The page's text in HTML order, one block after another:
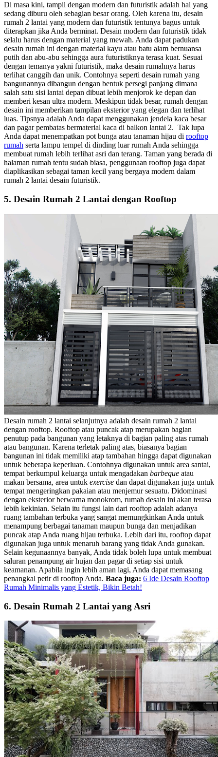
Di masa kini, tampil dengan modern dan futuristik adalah hal yang
sedang diburu oleh sebagian besar orang. Oleh karena itu, desain
rumah 2 lantai yang modern dan futuristik tentunya bagus untuk
diterapkan jika Anda berminat. Desain modern dan futuristik tidak
selalu harus dengan material yang mewah. Anda dapat padukan
desain rumah ini dengan material kayu atau batu alam bernuansa
putih dan abu-abu sehingga aura futuristiknya terasa kuat. Sesuai
dengan temanya yakni futuristik, maka desain rumahnya harus
terlihat canggih dan unik. Contohnya seperti desain rumah yang
bangunannya dibangun dengan bentuk persegi panjang dimana
salah satu sisi lantai depan dibuat lebih menjorok ke depan dan
memberi kesan ultra modern. Meskipun tidak besar, rumah dengan
desain ini memberikan tampilan eksterior yang elegan dan terlihat
luas. Tipsnya adalah Anda dapat menggunakan jendela kaca besar
dan pagar pembatas bermaterial kaca di balkon lantai 2. Tak lupa
Anda dapat menempatkan pot bunga atau tanaman hijau di rooftop
rumah serta lampu tempel di dinding luar rumah Anda sehingga
membuat rumah lebih terlihat asri dan terang. Taman yang berada di
halaman rumah tentu sudah biasa, penggunaan rooftop juga dapat
diaplikasikan sebagai taman kecil yang bergaya modern dalam
rumah 2 lantai desain futuristik.
5. Desain Rumah 2 Lantai dengan Rooftop
Desain rumah 2 lantai selanjutnya adalah desain rumah 2 lantai
dengan rooftop. Rooftop atau puncak atap merupakan bagian
penutup pada bangunan yang letaknya di bagian paling atas rumah
atau bangunan. Karena terletak paling atas, biasanya bagian
bangunan ini tidak memiliki atap tambahan hingga dapat digunakan
untuk beberapa keperluan. Contohnya digunakan untuk area santai,
tempat berkumpul keluarga untuk mengadakan barbeque atau
makan bersama, area untuk exercise dan dapat digunakan juga untuk
tempat mengeringkan pakaian atau menjemur sesuatu. Didominasi
dengan eksterior berwarna monokrom, rumah desain ini akan terasa
lebih kekinian. Selain itu fungsi lain dari rooftop adalah adanya
ruang tambahan terbuka yang sangat memungkinkan Anda untuk
menampung berbagai tanaman maupun bunga dan menjadikan
puncak atap Anda ruang hijau terbuka. Lebih dari itu, rooftop dapat
digunakan juga untuk menaruh barang yang tidak Anda gunakan.
Selain kegunaannya banyak, Anda tidak boleh lupa untuk membuat
saluran penampung air hujan dan pagar di setiap sisi untuk
keamanan. Apabila ingin lebih aman lagi, Anda dapat memasang
penangkal petir di rooftop Anda. Baca juga: 6 Ide Desain Rooftop
Rumah Minimalis yang Estetik, Bikin Betah!
6. Desain Rumah 2 Lantai yang Asri